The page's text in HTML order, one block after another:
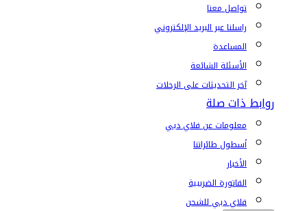
تواصل معنا
راسلنا عبر البريد الإلكتروني
المساعدة
الأسئلة الشائعة
آخر التحديثات على الرحلات
روابط ذات صلة
معلومات عن فلاي دبي
أسطول طائراتنا
الأخبار
الفاتورة الضريبية
فلاي دبي للشحن